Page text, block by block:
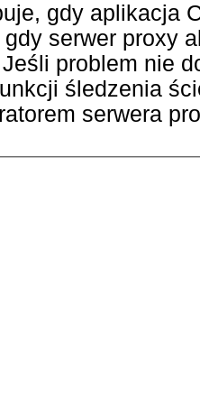
gdy aplikacja
serwer proxy
problem nie
śledzenia
serwera